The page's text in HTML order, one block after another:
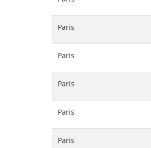
Paris
Paris
Paris
Paris
Paris